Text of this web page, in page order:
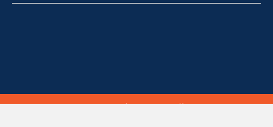
2024 © جميع الحقوق محفوظة | تصميم Doop Group